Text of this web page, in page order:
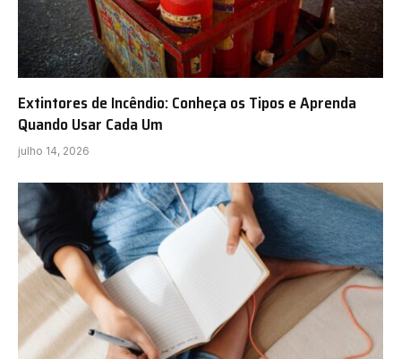
Extintores de Incêndio: Conheça os Tipos e Aprenda
Quando Usar Cada Um
julho 14, 2026